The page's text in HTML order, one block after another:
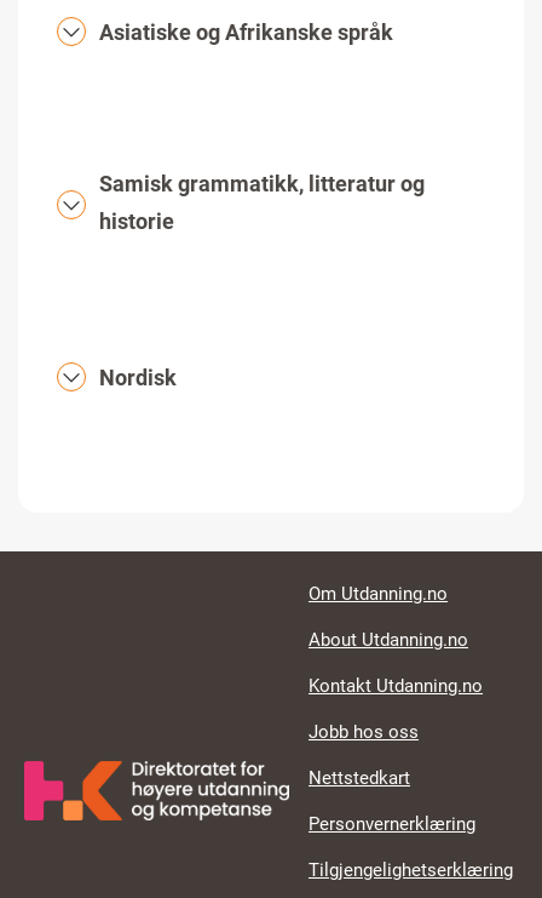
Asiatiske og Afrikanske språk
Samisk grammatikk, litteratur og
historie
Nordisk
Footer links
Om Utdanning.no
About Utdanning.no
Kontakt Utdanning.no
Jobb hos oss
Nettstedkart
Personvernerklæring
Tilgjengelighetserklæring